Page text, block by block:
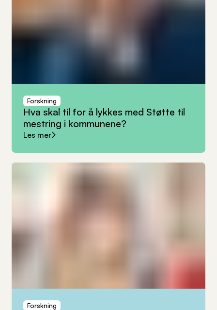
Forskning
Hva skal til for å lykkes med Støtte til
mestring i kommunene?
Les mer
Forskning